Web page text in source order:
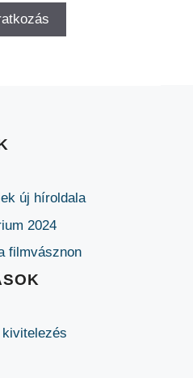
új híroldala
2024
filmvásznon